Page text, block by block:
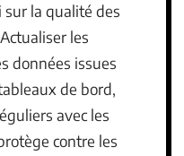
sur la qualité des
les
données issues
de bord,
avec les
contre les